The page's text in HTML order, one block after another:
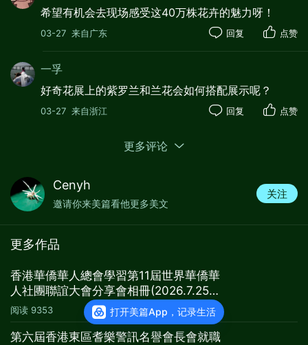
希望有机会去现场感受这40万株花卉的魅力呀！
03-27 来自广东 回复 点赞
一孚
好奇花展上的紫罗兰和兰花会如何搭配展示呢？
03-27 来自浙江 回复 点赞
更多评论
Cenyh
邀请你来美篇看他更多美文
关注
更多作品
香港華僑華人總會學習第11屆世界華僑華
人社團聯誼大會分享會相冊(2026.7.25
會所)
阅读 9353
第六屆香港東區耆樂警訊名譽會長會就職
打开美篇App，记录生活